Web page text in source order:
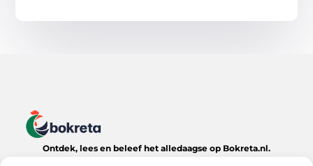
Ontdek, lees en beleef het alledaagse op Bokreta.nl.